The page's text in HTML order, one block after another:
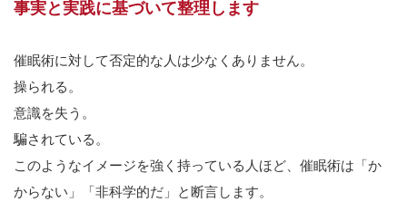
事実と実践に基づいて整理します
催眠術に対して否定的な人は少なくありません。
操られる。
意識を失う。
騙されている。
このようなイメージを強く持っている人ほど、催眠術は「か
からない」「非科学的だ」と断言します。